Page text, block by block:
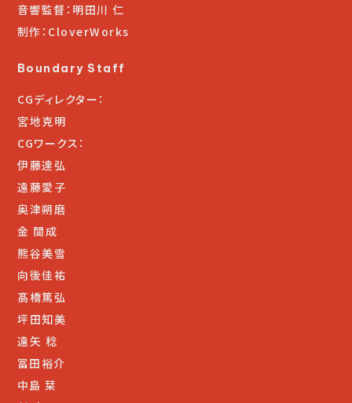
音響監督：明田川 仁
制作：CloverWorks
Boundary Staff
CGディレクター：
宮地克明
CGワークス：
伊藤達弘
遠藤愛子
奥津朔磨
金 誾成
熊谷美雪
向後佳祐
髙橋篤弘
坪田知美
遠矢 稔
冨田裕介
中島 栞